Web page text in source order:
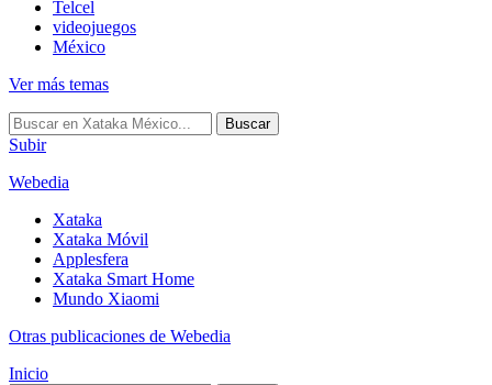
Telcel
videojuegos
México
Ver más temas
Buscar
Subir
Webedia
Xataka
Xataka Móvil
Applesfera
Xataka Smart Home
Mundo Xiaomi
Otras publicaciones de Webedia
Inicio